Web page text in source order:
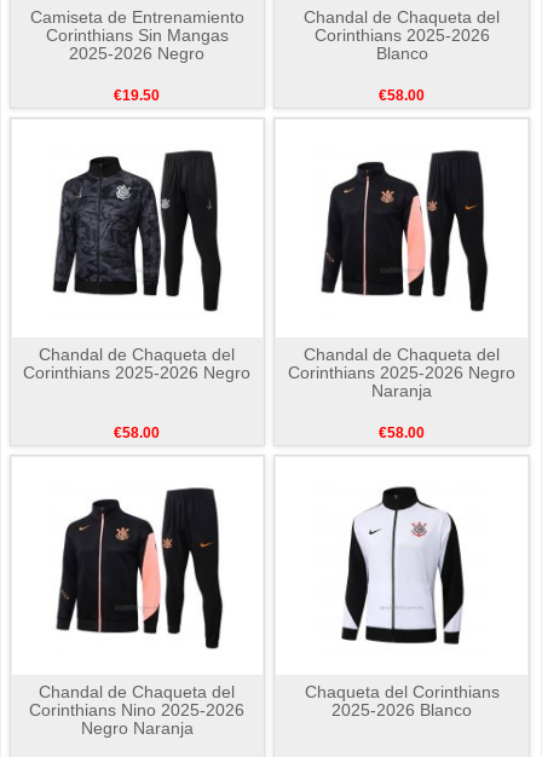
Camiseta de Entrenamiento
Corinthians Sin Mangas
2025-2026 Negro
€19.50
Chandal de Chaqueta del
Corinthians 2025-2026
Blanco
€58.00
Chandal de Chaqueta del
Corinthians 2025-2026 Negro
€58.00
Chandal de Chaqueta del
Corinthians 2025-2026 Negro
Naranja
€58.00
Chandal de Chaqueta del
Corinthians Nino 2025-2026
Negro Naranja
Chaqueta del Corinthians
2025-2026 Blanco